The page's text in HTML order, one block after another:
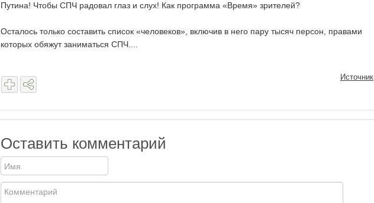
Путина! Чтобы СПЧ радовал глаз и слух! Как программа «Время» зрителей?
Осталось только составить список «человеков», включив в него пару тысяч персон, правами
которых обяжут заниматься СПЧ....
Источник
Оставить комментарий